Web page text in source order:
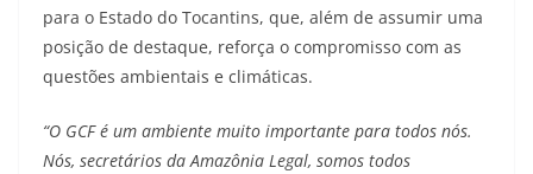
para o Estado do Tocantins, que, além de assumir uma
posição de destaque, reforça o compromisso com as
questões ambientais e climáticas.
“O GCF é um ambiente muito importante para todos nós.
Nós, secretários da Amazônia Legal, somos todos